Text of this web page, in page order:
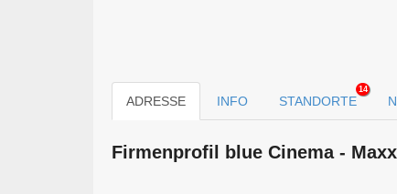
ADRESSE INFO STANDORTE
14
Firmen­profil blue Cinema -